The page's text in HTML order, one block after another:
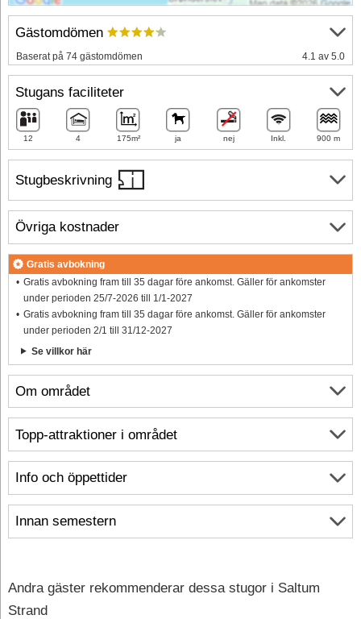
Stugbeskrivning
Om området
Info och öppettider
Innan semestern
Gästomdömen
Baserat på 74 gästomdömen 4.1 av 5.0
Stugans faciliteter
12 4 175m² ja nej Inkl. 900 m
Övriga kostnader
Gratis avbokning
Gratis avbokning fram till 35 dagar före ankomst. Gäller för ankomster
under perioden 25/7-2026 till 1/1-2027
Gratis avbokning fram till 35 dagar före ankomst. Gäller för ankomster
under perioden 2/1 till 31/12-2027
Se villkor här
Topp-attraktioner i området
Andra gäster rekommenderar dessa stugor i Saltum
Strand